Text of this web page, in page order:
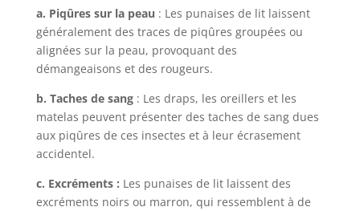
a. Piqûres sur la peau : Les punaises de lit laissent
généralement des traces de piqûres groupées ou
alignées sur la peau, provoquant des
démangeaisons et des rougeurs.
b. Taches de sang: Les draps, les oreillers et les
matelas peuvent présenter des taches de sang dues
aux piqûres de ces insectes et à leur écrasement
accidentel.
c. Excréments : Les punaises de lit laissent des
excréments noirs ou marron, qui ressemblent à de